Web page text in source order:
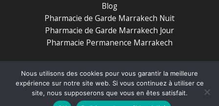
Blog
Pharmacie de Garde Marrakech Nuit
Pharmacie de Garde Marrakech Jour
Pharmacie Permanence Marrakech
Copyright © 2026 Pharmacie de Garde Marrakech -Privacy Policy
Terms of Use
Nous utilisons des cookies pour vous garantir la meilleure
expérience sur notre site web. Si vous continuez à utiliser ce
site, nous supposerons que vous en êtes satisfait.